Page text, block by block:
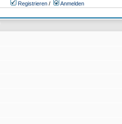
Registrieren /
Anmelden